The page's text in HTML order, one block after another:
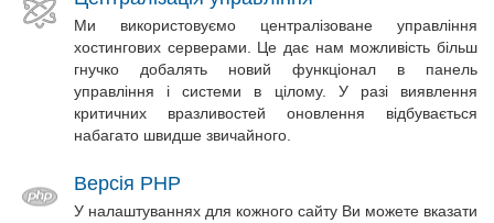
Ми використовуємо централізоване управління
хостингових серверами. Це дає нам можливість більш
гнучко добалять новий функціонал в панель
управління і системи в цілому. У разі виявлення
критичних вразливостей оновлення відбувається
набагато швидше звичайного.
Версія PHP
У налаштуваннях для кожного сайту Ви можете вказати